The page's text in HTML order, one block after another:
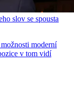
slov se spousta
moderní
v tom vidí